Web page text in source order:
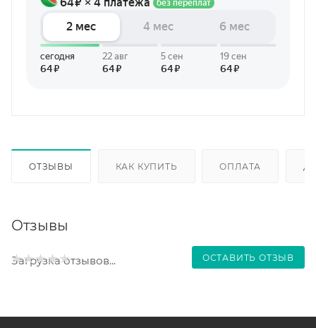
ОТЗЫВЫ КАК КУПИТЬ ОПЛАТА
Отзывы
ОСТАВИТЬ ОТЗЫВ
Загрузка отзывов...